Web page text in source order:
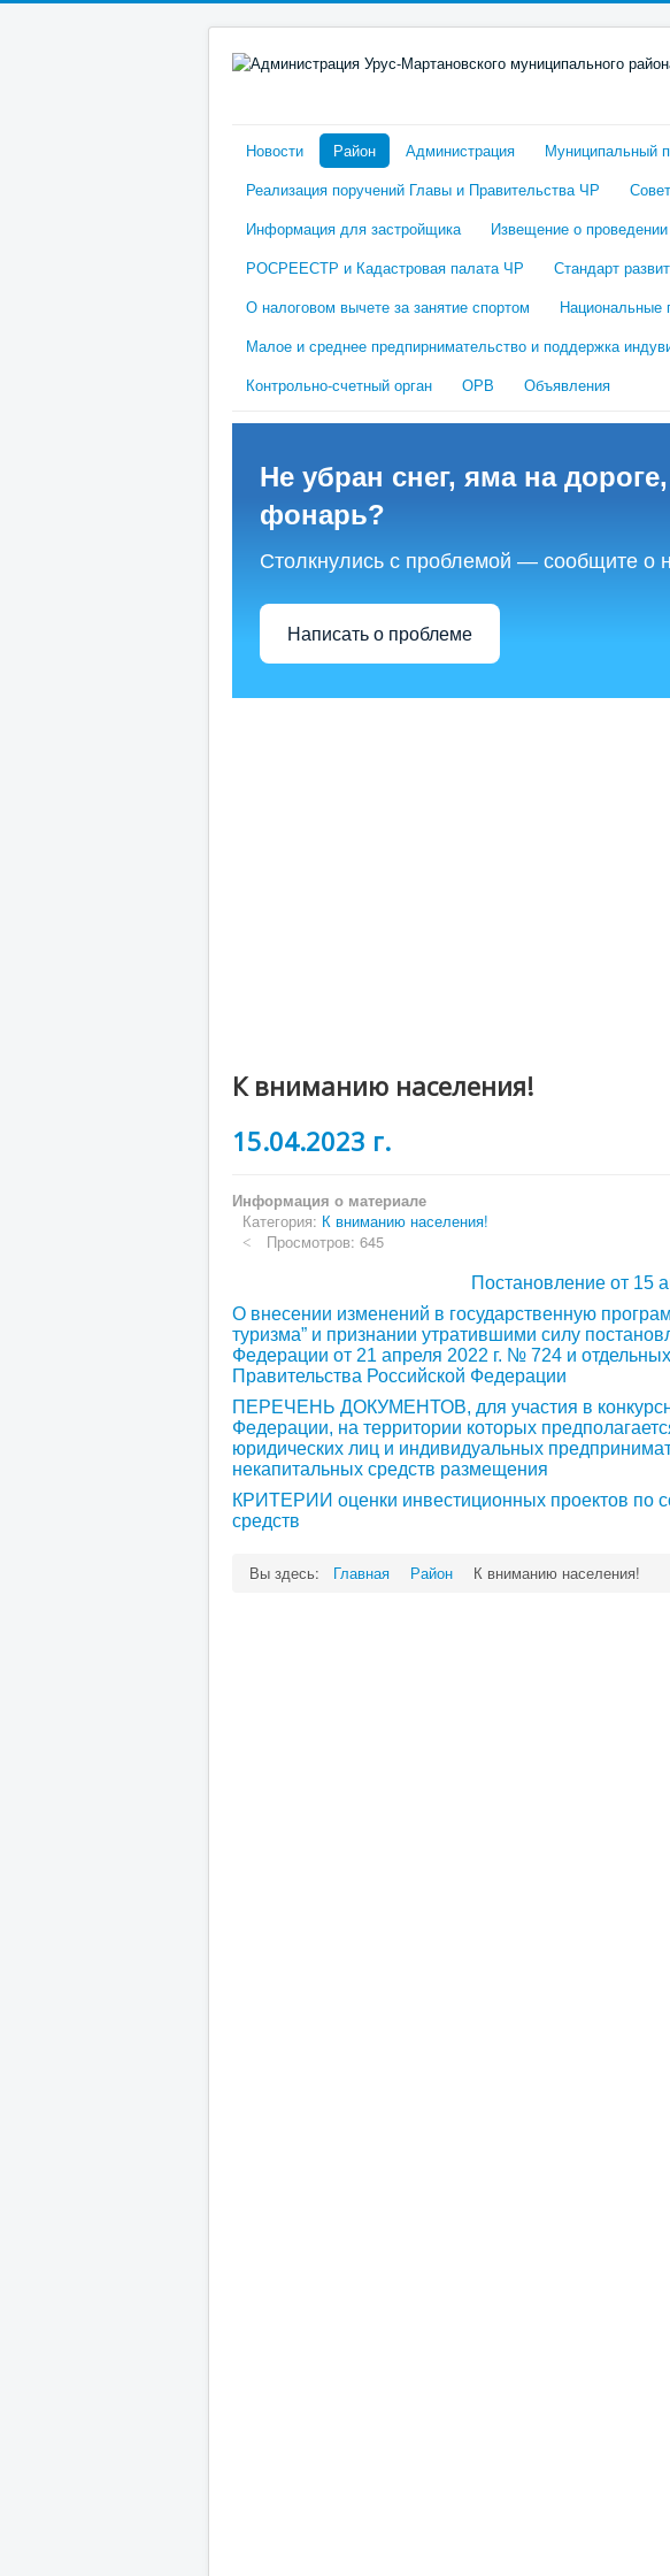
Новости Район Администрация Муниципальный
Реализация поручений Главы и Правительства ЧР
Информация для застройщика
Извещение о
РОСРЕЕСТР и Кадастровая палата ЧР
Стандарт
О налоговом вычете за занятие спортом
Национальные
Малое и среднее предпирнимательство и поддержка
Контрольно-счетный орган
ОРВ Объявления
Не убран снег, яма на
фонарь?
Столкнулись с проблемой — сообщите о
Написать о проблеме
К вниманию населения!
15.04.2023 г.
Информация о материале
Категория: К вниманию населения!
Просмотров: 645
Постановление от 15
О внесении изменений в государственную
туризма” и признании утратившими силу
Федерации от 21 апреля 2022 г. № 724 и
Правительства Российской Федерации
ПЕРЕЧЕНЬ ДОКУМЕНТОВ, для участия в
Федерации, на территории которых
юридических лиц и индивидуальных
некапитальных средств размещения
КРИТЕРИИ оценки инвестиционных проектов по
средств
Вы здесь: Главная Район К вниманию населения!